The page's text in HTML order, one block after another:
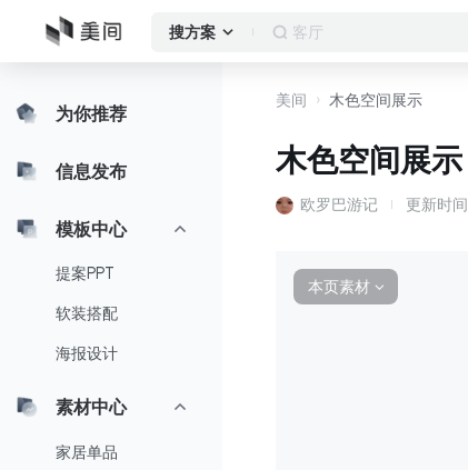
搜方案 作品集
为你推荐
信息发布
模板中心
提案PPT
软装搭配
海报设计
素材中心
家居单品
美间 木色空间展示
木色空间展示
欧罗巴游记 更新时间
本页素材 ∨